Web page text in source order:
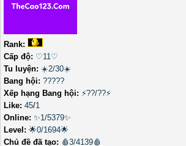
Rank:
Cấp độ: ♡11♡
Tu luyện: ☀️2/30☀️
Bang hội: ?????
Xếp hạng Bang hội: ⚡??/??⚡
Like: 45/1
Online: ✨1/5379✨
Level: 🌟0/1694🌟
Chủ đề đã tạo: 🩸3/4139🩸